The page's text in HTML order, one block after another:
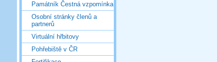
Památník Čestná vzpomínka
Osobní stránky členů a
partnerů
Virtuální hřbitovy
Pohřebiště v ČR